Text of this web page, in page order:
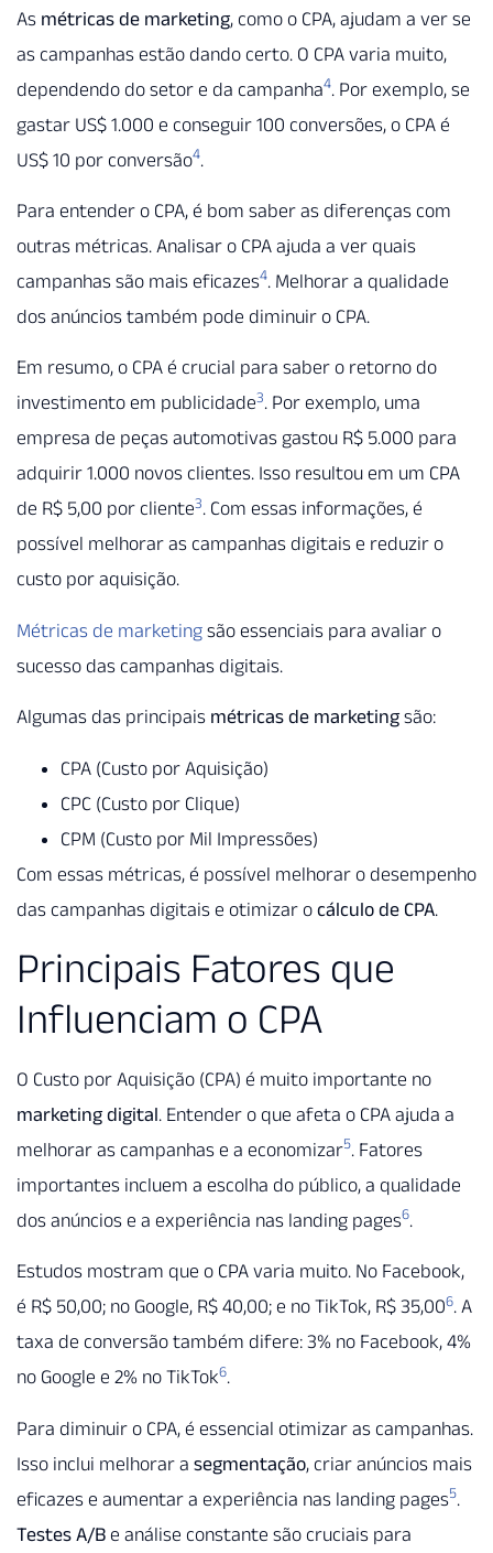
As métricas de marketing, como o CPA, ajudam a ver se
as campanhas estão dando certo. O CPA varia muito,
dependendo do setor e da campanha4. Por exemplo, se
gastar US$ 1.000 e conseguir 100 conversões, o CPA é
US$ 10 por conversão4.
Para entender o CPA, é bom saber as diferenças com
outras métricas. Analisar o CPA ajuda a ver quais
campanhas são mais eficazes4. Melhorar a qualidade
dos anúncios também pode diminuir o CPA.
Em resumo, o CPA é crucial para saber o retorno do
investimento em publicidade3. Por exemplo, uma
empresa de peças automotivas gastou R$ 5.000 para
adquirir 1.000 novos clientes. Isso resultou em um CPA
de R$ 5,00 por cliente3. Com essas informações, é
possível melhorar as campanhas digitais e reduzir o
custo por aquisição.
Métricas de marketing são essenciais para avaliar o
sucesso das campanhas digitais.
Algumas das principais métricas de marketingsão:
CPA (Custo por Aquisição)
CPC (Custo por Clique)
CPM (Custo por Mil Impressões)
Com essas métricas, é possível melhorar o desempenho
das campanhas digitais e otimizar o cálculo de CPA.
Principais Fatores que
Influenciam o CPA
O Custo por Aquisição (CPA) é muito importante no
marketing digital. Entender o que afeta o CPA ajuda a
melhorar as campanhas e a economizar5. Fatores
importantes incluem a escolha do público, a qualidade
dos anúncios e a experiência nas landing pages6.
Estudos mostram que o CPA varia muito. No Facebook,
é R$ 50,00; no Google, R$ 40,00; e no TikTok, R$ 35,006. A
taxa de conversão também difere: 3% no Facebook, 4%
no Google e 2% no TikTok6.
Para diminuir o CPA, é essencial otimizar as campanhas.
Isso inclui melhorar a segmentação, criar anúncios mais
eficazes e aumentar a experiência nas landing pages5.
Testes A/B e análise constante são cruciais para